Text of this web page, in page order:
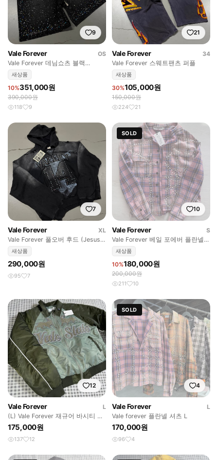
9
Vale Forever
OS
Vale Forever 데님쇼츠 블랙
RAINSTORM V2 JORTS)
새상품
10%351,000원
390,000원
118 9
21
Vale Forever
34
Vale Forever 스웨트팬츠 퍼플
새상품
30%105,000원
150,000원
224 21
7
Vale Forever
XL
Vale Forever 풀오버 후드 (Jesus
Pullover)
새상품
290,000원
95 7
SOLD
10
Vale Forever
S
Vale Forever 베일 포에버 플란넬
셔츠
새상품
10%180,000원
200,000원
211 10
12
Vale Forever
L
(L) Vale Forever 재규어 바시티 봄
버 자켓 올리브
175,000원
137 12
SOLD
4
Vale Forever
L
Vale forever 플란넬 셔츠 L
170,000원
96 4